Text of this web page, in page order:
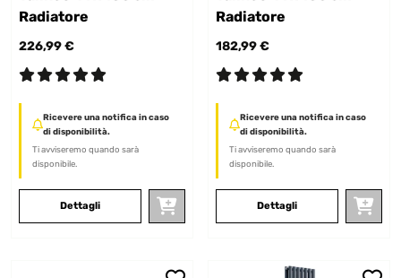
Radiatore
226,99 €
Ricevere una notifica in caso
di disponibilità.
Ti avviseremo quando sarà
disponibile.
Dettagli
Radiatore
182,99 €
Ricevere una notifica in caso
di disponibilità.
Ti avviseremo quando sarà
disponibile.
Dettagli